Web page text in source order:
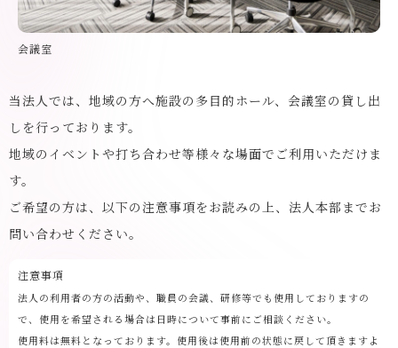
会議室
当法人では、地域の方へ施設の多目的ホール、会議室の貸し出
しを行っております。
地域のイベントや打ち合わせ等様々な場面でご利用いただけま
す。
ご希望の方は、以下の注意事項をお読みの上、法人本部までお
問い合わせください。
注意事項
法人の利用者の方の活動や、職員の会議、研修等でも使用しておりますの
で、使用を希望される場合は日時について事前にご相談ください。
使用料は無料となっております。使用後は使用前の状態に戻して頂きますよ